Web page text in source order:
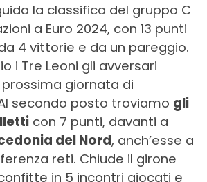
la classifica del gruppo C
a Euro 2024, con 13 punti
4 vittorie e da un pareggio.
i Tre Leoni gli avversari
prossima giornata di
secondo posto troviamo gli
con 7 punti, davanti a
del Nord, anch’esse a
reti. Chiude il girone
in 5 incontri giocati e